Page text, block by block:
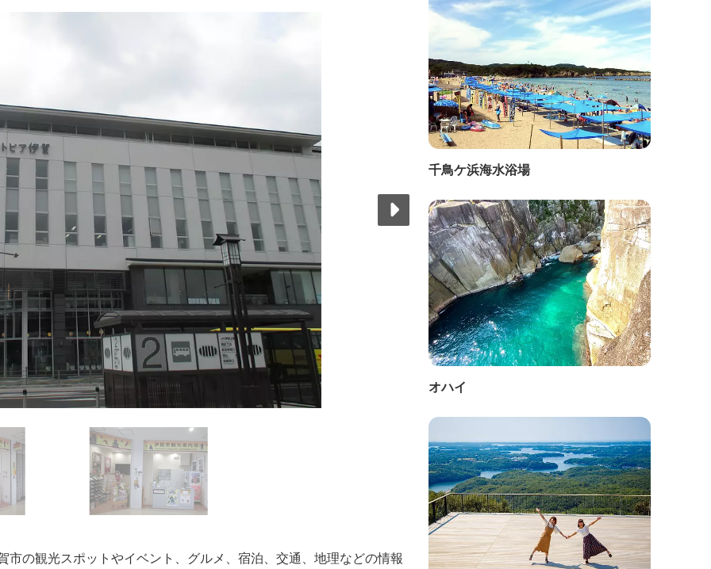
の観光スポットやイベント、グルメ、宿泊、交通、地理などの情報
千鳥ケ浜海水浴場
オハイ